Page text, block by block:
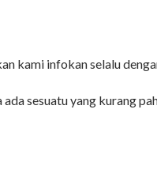
kami infokan selalu
sesuatu yang kurang